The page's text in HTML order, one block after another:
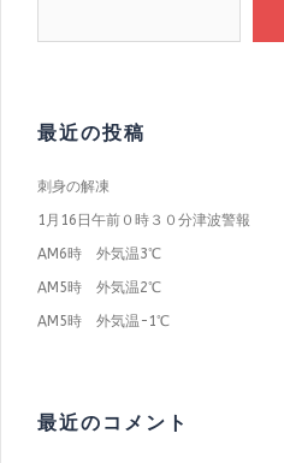
最近の投稿
刺身の解凍
1月16日午前０時３０分津波警報
AM6時 外気温3℃
AM5時 外気温2℃
AM5時 外気温−1℃
最近のコメント